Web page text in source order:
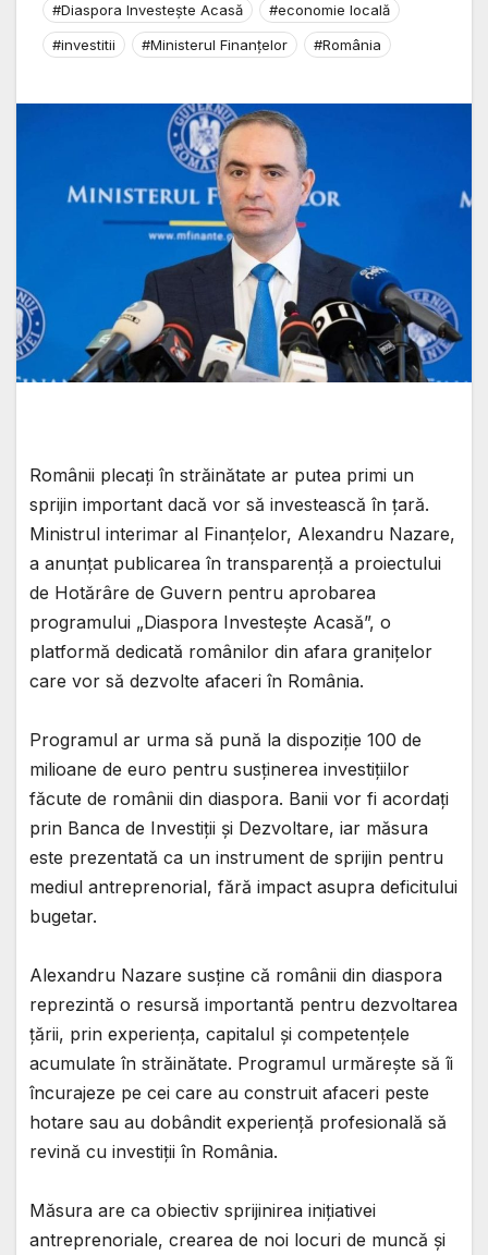
#Diaspora Investește Acasă
#economie locală
#investitii
#Ministerul Finanțelor #România
Românii plecați în străinătate ar putea primi un
sprijin important dacă vor să investească în țară.
Ministrul interimar al Finanțelor, Alexandru Nazare,
a anunțat publicarea în transparență a proiectului
de Hotărâre de Guvern pentru aprobarea
programului „Diaspora Investește Acasă”, o
platformă dedicată românilor din afara granițelor
care vor să dezvolte afaceri în România.
Programul ar urma să pună la dispoziție 100 de
milioane de euro pentru susținerea investițiilor
făcute de românii din diaspora. Banii vor fi acordați
prin Banca de Investiții și Dezvoltare, iar măsura
este prezentată ca un instrument de sprijin pentru
mediul antreprenorial, fără impact asupra deficitului
bugetar.
Alexandru Nazare susține că românii din diaspora
reprezintă o resursă importantă pentru dezvoltarea
țării, prin experiența, capitalul și competențele
acumulate în străinătate. Programul urmărește să îi
încurajeze pe cei care au construit afaceri peste
hotare sau au dobândit experiență profesională să
revină cu investiții în România.
Măsura are ca obiectiv sprijinirea inițiativei
antreprenoriale, crearea de noi locuri de muncă și